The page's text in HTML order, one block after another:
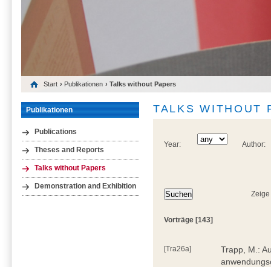
Start › Publikationen › Talks without Papers
Publikationen
Publications
Theses and Reports
Talks without Papers
Demonstration and Exhibition
TALKS WITHOUT
Year: Author:
Vorträge [143]
[Tra26a]
Trapp, M.: